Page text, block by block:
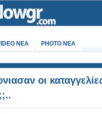
NEA PHOTO NEA
οι